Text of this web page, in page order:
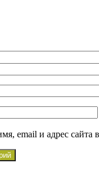
email и адрес